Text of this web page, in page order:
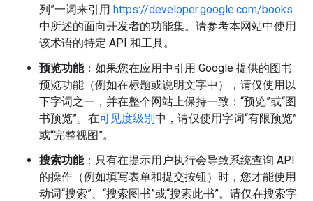
列”一词来引用 https://developer.google.com/books
中所述的面向开发者的功能集。请参考本网站中使用
该术语的特定 API 和工具。
预览功能：如果您在应用中引用 Google 提供的图书
预览功能（例如在标题或说明文字中），请仅使用以
下字词之一，并在整个网站上保持一致：“预览”或“图
书预览”。在可见度级别中，请仅使用字词“有限预览”
或“完整视图”。
搜索功能：只有在提示用户执行会导致系统查询 API
的操作（例如填写表单和提交按钮）时，您才能使用
动词“搜索”、“搜索图书”或“搜索此书”。请仅在搜索字